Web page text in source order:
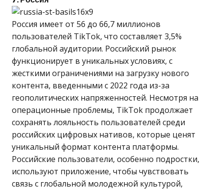
Россия имеет от 56 до 66,7 миллионов
пользователей TikTok, что составляет 3,5%
глобальной аудитории. Российский рынок
функционирует в уникальных условиях, с
жесткими ограничениями на загрузку нового
контента, введенными с 2022 года из-за
геополитических напряженностей. Несмотря на
операционные проблемы, TikTok продолжает
сохранять лояльность пользователей среди
российских цифровых нативов, которые ценят
уникальный формат контента платформы.
Российские пользователи, особенно подростки,
используют приложение, чтобы чувствовать
связь с глобальной молодежной культурой,